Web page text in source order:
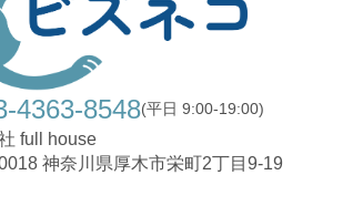
4363-8548(平日 9:00-19:00)
full house
神奈川県厚木市栄町2丁目9-19